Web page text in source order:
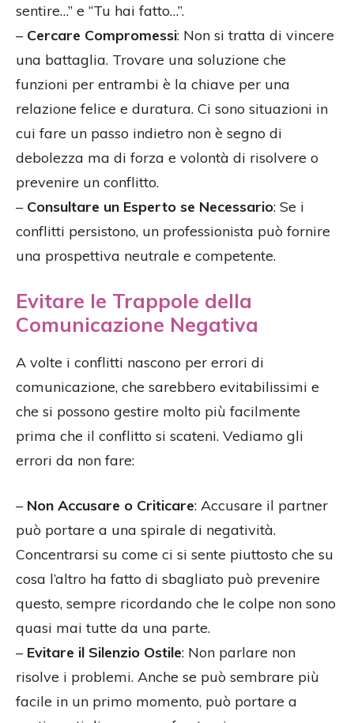
sentire…” e “Tu hai fatto…”.
– Cercare Compromessi: Non si tratta di vincere
una battaglia. Trovare una soluzione che
funzioni per entrambi è la chiave per una
relazione felice e duratura. Ci sono situazioni in
cui fare un passo indietro non è segno di
debolezza ma di forza e volontà di risolvere o
prevenire un conflitto.
– Consultare un Esperto se Necessario: Se i
conflitti persistono, un professionista può fornire
una prospettiva neutrale e competente.
Evitare le Trappole della
Comunicazione Negativa
A volte i conflitti nascono per errori di
comunicazione, che sarebbero evitabilissimi e
che si possono gestire molto più facilmente
prima che il conflitto si scateni. Vediamo gli
errori da non fare:
– Non Accusare o Criticare: Accusare il partner
può portare a una spirale di negatività.
Concentrarsi su come ci si sente piuttosto che su
cosa l’altro ha fatto di sbagliato può prevenire
questo, sempre ricordando che le colpe non sono
quasi mai tutte da una parte.
– Evitare il Silenzio Ostile: Non parlare non
risolve i problemi. Anche se può sembrare più
facile in un primo momento, può portare a